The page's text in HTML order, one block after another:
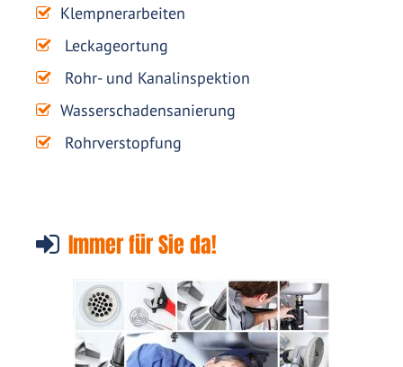
Klempnerarbeiten
Leckageortung
Rohr- und Kanalinspektion
Wasserschadensanierung
Rohrverstopfung
Immer für Sie da!